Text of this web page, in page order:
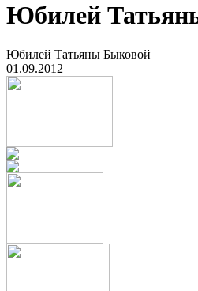
Юбилей
Юбилей Татьяны Быковой
01.09.2012